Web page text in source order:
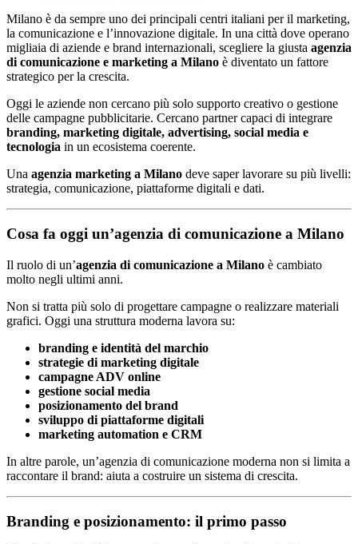
Milano è da sempre uno dei principali centri italiani per il marketing,
la comunicazione e l’innovazione digitale. In una città dove operano
migliaia di aziende e brand internazionali, scegliere la giusta agenzia
di comunicazione e marketing a Milano è diventato un fattore
strategico per la crescita.
Oggi le aziende non cercano più solo supporto creativo o gestione
delle campagne pubblicitarie. Cercano partner capaci di integrare
branding, marketing digitale, advertising, social media e
tecnologia in un ecosistema coerente.
Una agenzia marketing a Milano deve saper lavorare su più livelli:
strategia, comunicazione, piattaforme digitali e dati.
Cosa fa oggi un’agenzia di comunicazione a Milano
Il ruolo di un’agenzia di comunicazione a Milano è cambiato
molto negli ultimi anni.
Non si tratta più solo di progettare campagne o realizzare materiali
grafici. Oggi una struttura moderna lavora su:
branding e identità del marchio
strategie di marketing digitale
campagne ADV online
gestione social media
posizionamento del brand
sviluppo di piattaforme digitali
marketing automation e CRM
In altre parole, un’agenzia di comunicazione moderna non si limita a
raccontare il brand: aiuta a costruire un sistema di crescita.
Branding e posizionamento: il primo passo